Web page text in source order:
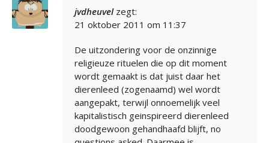
jvdheuvel zegt:
21 oktober 2011 om 11:37
De uitzondering voor de onzinnige
religieuze rituelen die op dit moment
wordt gemaakt is dat juist daar het
dierenleed (zogenaamd) wel wordt
aangepakt, terwijl onnoemelijk veel
kapitalistisch geinspireerd dierenleed
doodgewoon gehandhaafd blijft, no